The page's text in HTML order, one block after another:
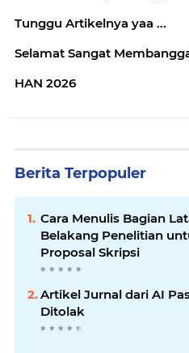
Tunggu Artikelnya yaa ...
Selamat Sangat
HAN 2026
Berita Terpopuler
Cara Menulis Bagian
Belakang Penelitian
Proposal Skripsi
Artikel Jurnal dari AI
Ditolak